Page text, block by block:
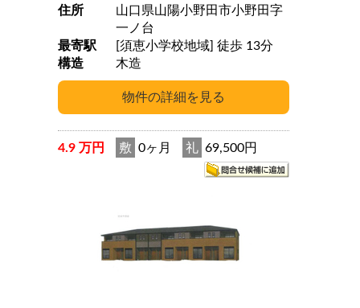
住所
山口県山陽小野田市小野田字
一ノ台
最寄駅
[須恵小学校地域] 徒歩 13分
構造
木造
4.9 万円 敷 0ヶ月 礼 69,500円